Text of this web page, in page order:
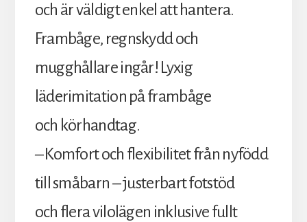
och är väldigt enkel att hantera.
Frambåge, regnskydd och
mugghållare ingår! Lyxig
läderimitation på frambåge
och körhandtag.
– Komfort och flexibilitet från nyfödd
till småbarn – justerbart fotstöd
och flera vilolägen inklusive fullt